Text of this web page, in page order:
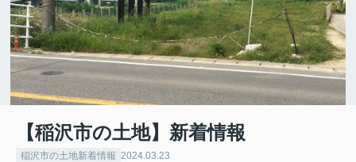
【稲沢市の土地】新着情報
稲沢市の土地新着情報 2024.03.23